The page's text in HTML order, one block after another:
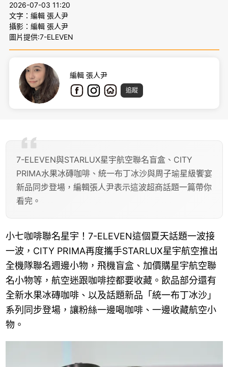
2026-07-03 11:20
文字：編輯 張人尹
攝影：編輯 張人尹
圖片提供:7-ELEVEN
編輯 張人尹
追蹤
7-ELEVEN與STARLUX星宇航空聯名盲盒、CITY
PRIMA水果冰磚咖啡、統一布丁冰沙與周子瑜星級饗宴
新品同步登場，編輯張人尹表示這波超商話題一篇帶你
看完。
小七咖啡聯名星宇！7-ELEVEN這個夏天話題一波接
一波，CITY PRIMA再度攜手STARLUX星宇航空推出
全機隊聯名週邊小物，飛機盲盒、加價購星宇航空聯
名小物等，航空迷跟咖啡控都要收藏。飲品部分還有
全新水果冰磚咖啡、以及話題新品「統一布丁冰沙」
系列同步登場，讓粉絲一邊喝咖啡、一邊收藏航空小
物。